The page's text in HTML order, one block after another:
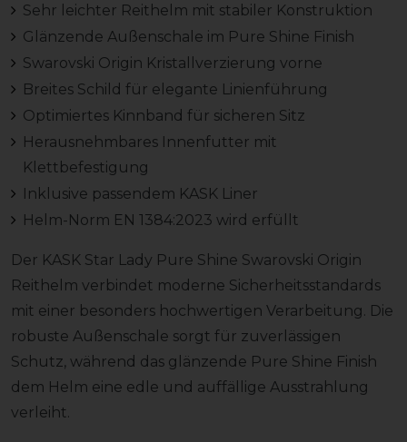
Sehr leichter Reithelm mit stabiler Konstruktion
Glänzende Außenschale im Pure Shine Finish
Swarovski Origin Kristallverzierung vorne
Breites Schild für elegante Linienführung
Optimiertes Kinnband für sicheren Sitz
Herausnehmbares Innenfutter mit
Klettbefestigung
Inklusive passendem KASK Liner
Helm-Norm EN 1384:2023 wird erfüllt
Der KASK Star Lady Pure Shine Swarovski Origin
Reithelm verbindet moderne Sicherheitsstandards
mit einer besonders hochwertigen Verarbeitung. Die
robuste Außenschale sorgt für zuverlässigen
Schutz, während das glänzende Pure Shine Finish
dem Helm eine edle und auffällige Ausstrahlung
verleiht.